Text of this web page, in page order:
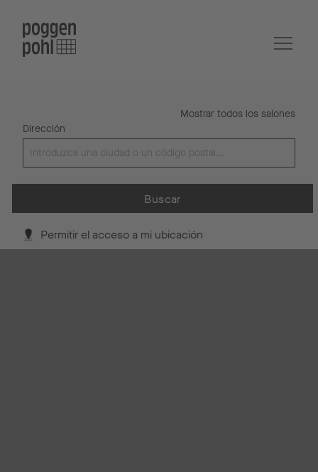
Mostrar todos los salones
Dirección
Buscar
Permitir el acceso a mi ubicación